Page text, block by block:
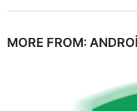
MORE FROM: